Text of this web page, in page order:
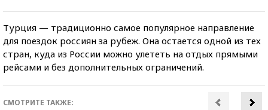
Турция — традиционно самое популярное направление
для поездок россиян за рубеж. Она остается одной из тех
стран, куда из России можно улететь на отдых прямыми
рейсами и без дополнительных ограничений.
СМОТРИТЕ ТАКЖЕ: